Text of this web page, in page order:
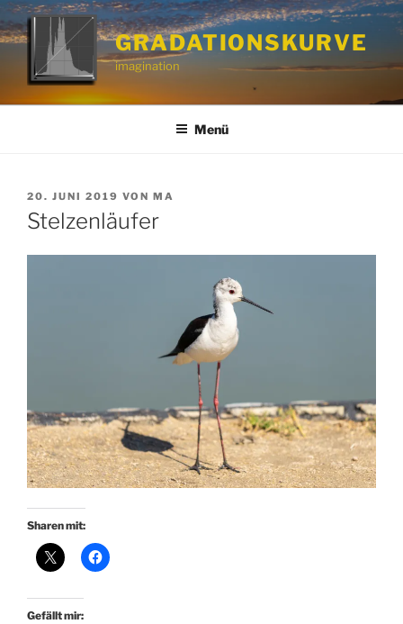
Zum
Inhalt
springen
GRADATIONSKURVE
imagination
Menü
VERÖFFENTLICHT
AM
20. JUNI 2019 VON MA
Stelzenläufer
Sharen mit:
Gefällt mir: